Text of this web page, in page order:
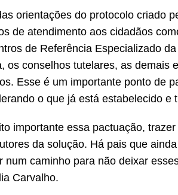
orientações do protocolo criado
de atendimento aos cidadãos
de Referência Especializado
os conselhos tutelares, as demais
Esse é um importante ponto de
o que já está estabelecido e
importante essa pactuação,
da solução. Há pais que
num caminho para não deixar
Carvalho.